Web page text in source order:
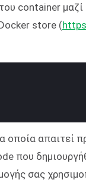
container
store (
απαιτεί
που
σας